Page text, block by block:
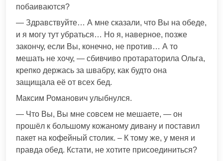
побаиваются?
— Здравствуйте… А мне сказали, что Вы на обеде,
и я могу тут убраться… Но я, наверное, позже
закончу, если Вы, конечно, не против… А то
мешать не хочу, — сбивчиво протараторила Ольга,
крепко держась за швабру, как будто она
защищала её от всех бед.
Максим Романович улыбнулся.
— Что Вы, Вы мне совсем не мешаете, — он
прошёл к большому кожаному дивану и поставил
пакет на кофейный столик. – К тому же, у меня и
правда обед. Кстати, не хотите присоединиться?